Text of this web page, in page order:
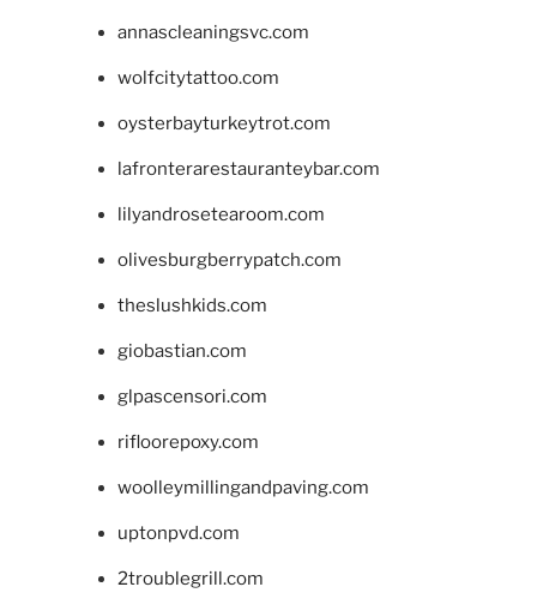
annascleaningsvc.com
wolfcitytattoo.com
oysterbayturkeytrot.com
lafronterarestauranteybar.com
lilyandrosetearoom.com
olivesburgberrypatch.com
theslushkids.com
giobastian.com
glpascensori.com
rifloorepoxy.com
woolleymillingandpaving.com
uptonpvd.com
2troublegrill.com